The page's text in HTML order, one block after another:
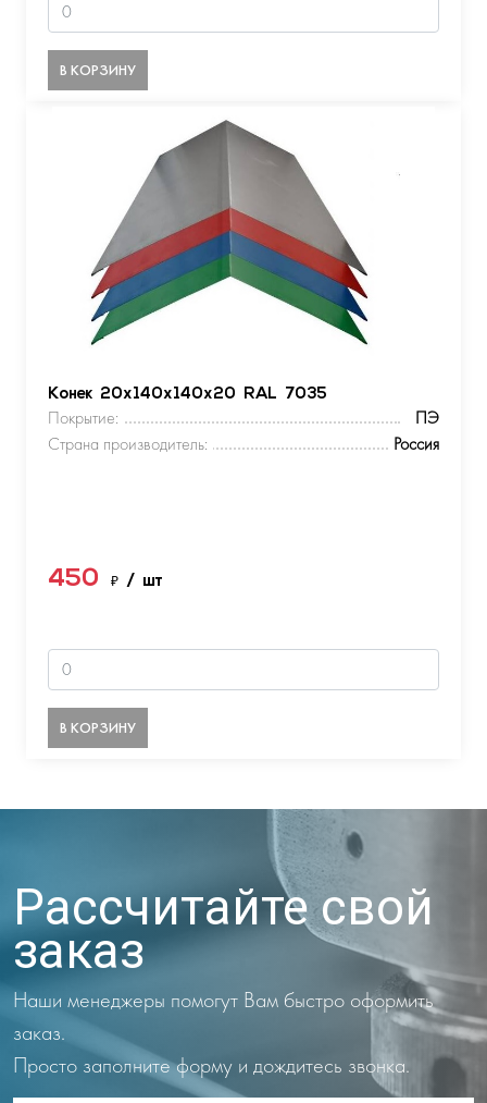
В КОРЗИНУ
Конек 20х140х140х20 RAL 7035
Покрытие:
ПЭ
Страна производитель:
Россия
450 ₽ / шт
В КОРЗИНУ
Рассчитайте свой
заказ
Наши менеджеры помогут Вам быстро оформить
заказ.
Просто заполните форму и дождитесь звонка.